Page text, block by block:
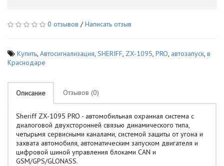
0 отзывов /Написать отзыв
Купить, Автосигнализация, SHERIFF, ZX-1095, PRO, автозапуск, в
Краснодаре
Описание Отзывов (0)
Sheriff ZX-1095 PRO - автомобильная охранная система с
диалоговой двухсторонней связью динамического типа,
четырьмя сервисными каналами, системой защиты от угона и
захвата автомобиля, автоматическим запуском двигателя и
цифровой шиной управления блоками CAN и
GSM/GPS/GLONASS.